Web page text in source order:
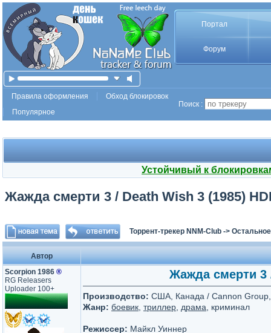
Портал
Форум
Правила оформления
Обход блокировок
Популярное
Поиск :
Устойчивый к
Жажда смерти 3 / Death Wish 3 (1985)
Торрент-трекер NNM-Club -> Остальное
Автор
Scorpion 1986 ®
RG Releasers
Uploader 100+
Жажда смерти 3
Производство: США, Канада / Cannon
Жанр: боевик триллер драма , криминал
Режиссер: Майкл Уиннер